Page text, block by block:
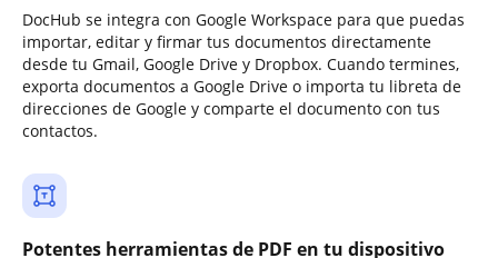
DocHub se integra con Google Workspace para que puedas
importar, editar y firmar tus documentos directamente
desde tu Gmail, Google Drive y Dropbox. Cuando termines,
exporta documentos a Google Drive o importa tu libreta de
direcciones de Google y comparte el documento con tus
contactos.
Potentes herramientas de PDF en tu dispositivo